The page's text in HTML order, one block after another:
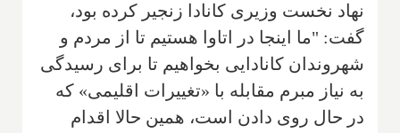
نهاد نخست وزیری کانادا زنجیر کرده بود،
گفت: "ما اینجا در اتاوا هستیم تا از مردم و
شهروندان کانادایی بخواهیم تا برای رسیدگی
به نیاز مبرم مقابله با «تغییرات اقلیمی» که
در حال روی دادن است، همین حالا اقدام